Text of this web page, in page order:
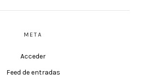
META
Acceder
Feed de entradas